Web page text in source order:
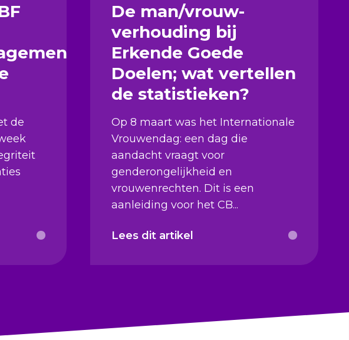
de
De man/vrouw-
verhouding bij
Erkende Goede
Doelen; wat vertellen
de statistieken?
Op 8 maart was het Internationale
Vrouwendag: een dag die
aandacht vraagt voor
genderongelijkheid en
vrouwenrechten. Dit is een
aanleiding voor het CB...
Lees dit artikel